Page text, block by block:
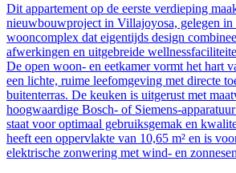
Dit appartement op de eerste verdieping
nieuwbouwproject in Villajoyosa, gelegen in
wooncomplex dat eigentijds design
afwerkingen en uitgebreide
De open woon- en eetkamer vormt het hart
een lichte, ruime leefomgeving met directe
buitenterras. De keuken is uitgerust met
hoogwaardige Bosch- of Siemens-
staat voor optimaal gebruiksgemak en
heeft een oppervlakte van 10,65 m² en is
elektrische zonwering met wind- en